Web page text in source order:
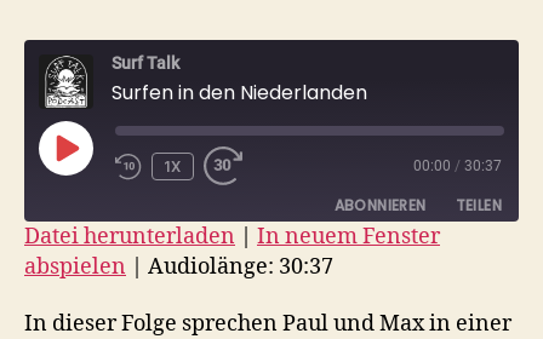
Surf Talk
Surfen in den Niederlanden
PLAY
EPISODE
1X 00:00 / 30:37
ABONNIEREN TEILEN
TEILEN
LINK
Datei herunterladen | In neuem Fenster
abspielen | Audiolänge: 30:37
In dieser Folge sprechen Paul und Max in einer